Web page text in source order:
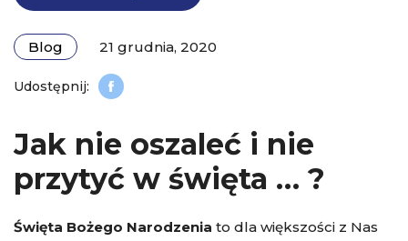
Blog 21 grudnia, 2020
Jak nie oszaleć i nie
przytyć w święta … ?
Święta Bożego Narodzenia to dla większości z Nas